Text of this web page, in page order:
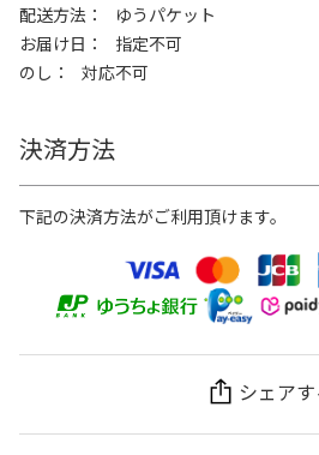
配送方法
ゆうパケット
お届け日
指定不可
のし
対応不可
決済方法
下記の決済方法がご利用頂けます。
シェアす